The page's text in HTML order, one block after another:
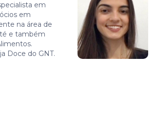
em
em
na área de
e também
Doce do GNT.